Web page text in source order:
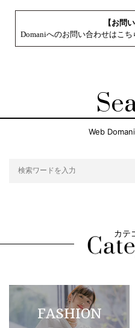
【お問
Domaniへのお問い合わせはこち
Web
カテ
FASHION